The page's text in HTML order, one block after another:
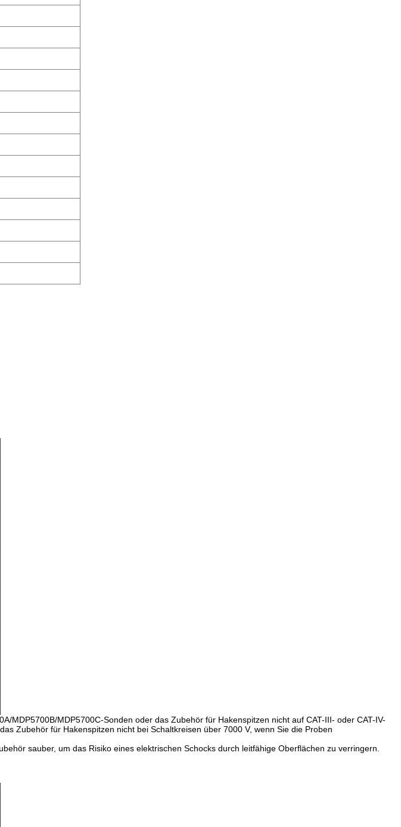
MDP5700C-Sonden oder das Zubehör für Hakenspitzen nicht auf CAT-III- oder CAT-IV-
Zubehör für Hakenspitzen nicht bei Schaltkreisen über 7000 V, wenn Sie die Proben
sauber, um das Risiko eines elektrischen Schocks durch leitfähige Oberflächen zu verringern.